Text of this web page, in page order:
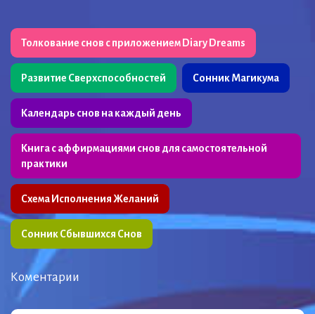
Толкование снов с приложением Diary Dreams
Развитие Сверхспособностей Сонник Магикума
Календарь снов на каждый день
Книга с аффирмациями снов для самостоятельной
практики
Схема Исполнения Желаний
Сонник Сбывшихся Снов
Коментарии